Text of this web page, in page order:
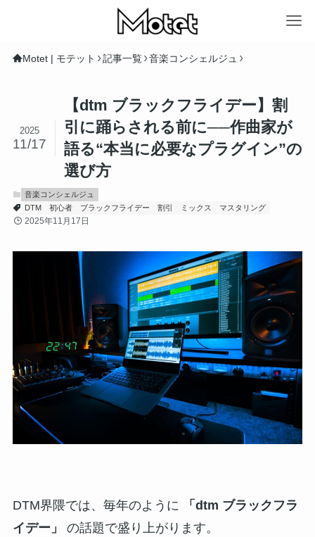
Motet | モテット 記事一覧 音楽コンシェルジュ
【dtm ブラックフライデー】割
引に踊らされる前に──作曲家が
語る“本当に必要なプラグイン”の
選び方
2025
11/17
音楽コンシェルジュ
DTM
初心者 ブラックフライデー 割引 ミックス マスタリング
2025年11月17日
DTM界隈では、毎年のように
「dtm ブラックフラ
イデー」
の話題で盛り上がります。